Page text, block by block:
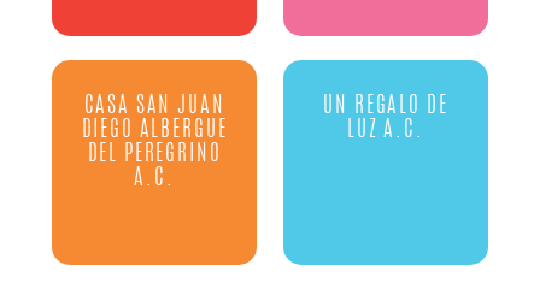
CASA SAN JUAN
DIEGO ALBERGUE
DEL PEREGRINO
A.C.
UN REGALO DE
LUZ A.C.